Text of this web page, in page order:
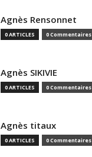
Agnès Rensonnet
0 ARTICLES 0 Commentaires
Agnès SIKIVIE
0 ARTICLES 0 Commentaires
Agnès titaux
0 ARTICLES 0 Commentaires